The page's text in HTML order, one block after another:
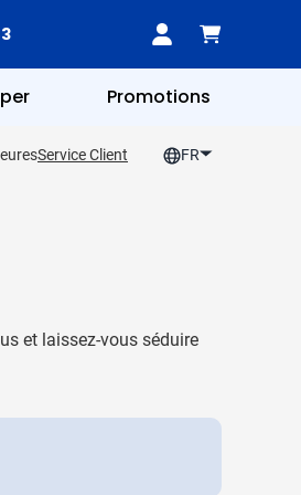
Promotions
Service Client FR
et laissez-vous séduire